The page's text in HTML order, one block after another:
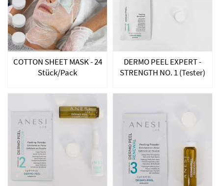
COTTON SHEET MASK - 24
Stück/Pack
DERMO PEEL EXPERT -
STRENGTH NO. 1 (Tester)